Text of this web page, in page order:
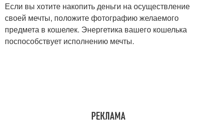
Если вы хотите накопить деньги на осуществление
своей мечты, положите фотографию желаемого
предмета в кошелек. Энергетика вашего кошелька
поспособствует исполнению мечты.